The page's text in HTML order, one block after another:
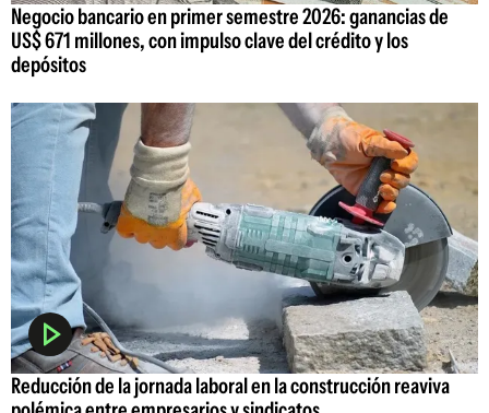
Negocio bancario en primer semestre 2026: ganancias de
US$ 671 millones, con impulso clave del crédito y los
depósitos
Reducción de la jornada laboral en la construcción reaviva